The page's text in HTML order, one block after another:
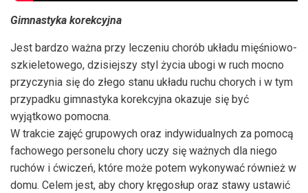
Gimnastyka korekcyjna
Jest bardzo ważna przy leczeniu chorób układu mięśniowo-
szkieletowego, dzisiejszy styl życia ubogi w ruch mocno
przyczynia się do złego stanu układu ruchu chorych i w tym
przypadku gimnastyka korekcyjna okazuje się być
wyjątkowo pomocna.
W trakcie zajęć grupowych oraz indywidualnych za pomocą
fachowego personelu chory uczy się ważnych dla niego
ruchów i ćwiczeń, które może potem wykonywać również w
domu. Celem jest, aby chory kręgosłup oraz stawy ustawić